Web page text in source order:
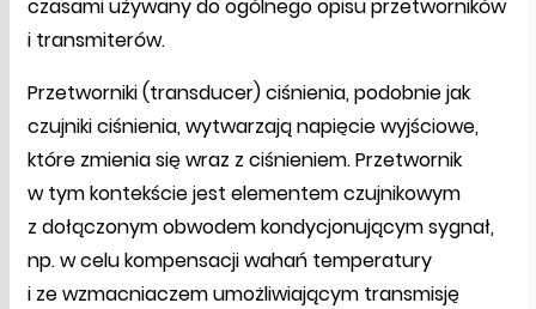
czasami używany do ogólnego opisu przetworników
i transmiterów.
Przetworniki (transducer) ciśnienia, podobnie jak
czujniki ciśnienia, wytwarzają napięcie wyjściowe,
które zmienia się wraz z ciśnieniem. Przetwornik
w tym kontekście jest elementem czujnikowym
z dołączonym obwodem kondycjonującym sygnał,
np. w celu kompensacji wahań temperatury
i ze wzmacniaczem umożliwiającym transmisję